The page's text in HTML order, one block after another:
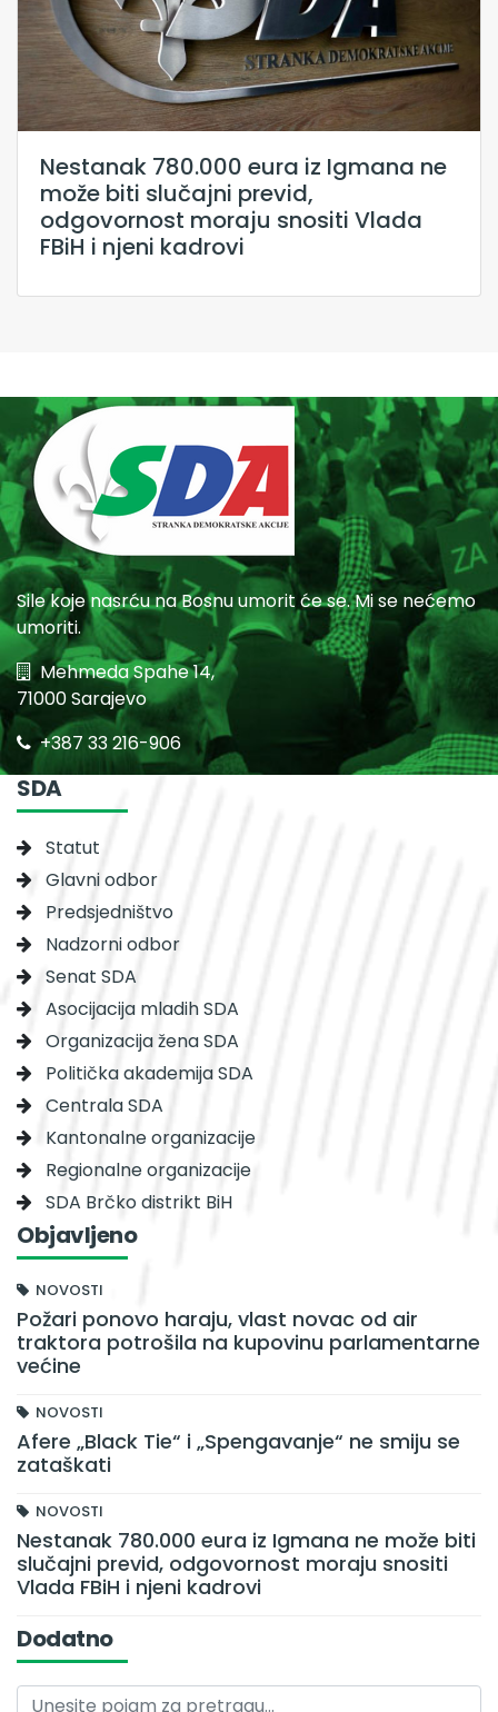
Nestanak 780.000 eura iz Igmana ne
može biti slučajni previd,
odgovornost moraju snositi Vlada
FBiH i njeni kadrovi
Sile koje nasrću na Bosnu umorit će se. Mi se nećemo
umoriti.
Mehmeda Spahe 14,
71000 Sarajevo
+387 33 216-906
SDA
Statut
Glavni odbor
Predsjedništvo
Nadzorni odbor
Senat SDA
Asocijacija mladih SDA
Organizacija žena SDA
Politička akademija SDA
Centrala SDA
Kantonalne organizacije
Regionalne organizacije
SDA Brčko distrikt BiH
Objavljeno
NOVOSTI
Požari ponovo haraju, vlast novac od air
traktora potrošila na kupovinu parlamentarne
većine
NOVOSTI
Afere „Black Tie“ i „Spengavanje“ ne smiju se
zataškati
NOVOSTI
Nestanak 780.000 eura iz Igmana ne može biti
slučajni previd, odgovornost moraju snositi
Vlada FBiH i njeni kadrovi
Dodatno